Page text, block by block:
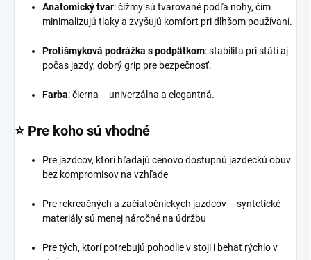
Anatomický tvar: čižmy sú tvarované podľa nohy, čím
minimalizujú tlaky a zvyšujú komfort pri dlhšom používaní.
Protišmyková podrážka s podpätkom: stabilita pri státí aj
počas jazdy, dobrý grip pre bezpečnosť.
Farba: čierna – univerzálna a elegantná.
⭐ Pre koho sú vhodné
Pre jazdcov, ktorí hľadajú cenovo dostupnú jazdeckú obuv
bez kompromisov na vzhľade
Pre rekreačných a začiatočníckych jazdcov – syntetické
materiály sú menej náročné na údržbu
Pre tých, ktorí potrebujú pohodlie v stoji i behať rýchlo v